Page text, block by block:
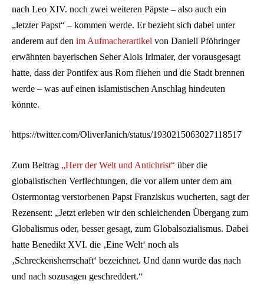
nach Leo XIV. noch zwei weiteren Päpste – also auch ein
„letzter Papst“ – kommen werde. Er bezieht sich dabei unter
anderem auf den im Aufmacherartikel von Daniell Pföhringer
erwähnten bayerischen Seher Alois Irlmaier, der vorausgesagt
hatte, dass der Pontifex aus Rom fliehen und die Stadt brennen
werde – was auf einen islamistischen Anschlag hindeuten
könnte.
https://twitter.com/OliverJanich/status/1930215063027118517
Zum Beitrag „Herr der Welt und Antichrist“ über die
globalistischen Verflechtungen, die vor allem unter dem am
Ostermontag verstorbenen Papst Franziskus wucherten, sagt der
Rezensent: „Jetzt erleben wir den schleichenden Übergang zum
Globalismus oder, besser gesagt, zum Globalsozialismus. Dabei
hatte Benedikt XVI. die ‚Eine Welt‘ noch als
‚Schreckensherrschaft‘ bezeichnet. Und dann wurde das nach
und nach sozusagen geschreddert.“